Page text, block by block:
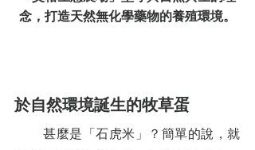
念，打造天然無化學藥物的養殖環境。
於自然環境誕生的牧草蛋
        甚麼是「石虎米」？簡單的說，就